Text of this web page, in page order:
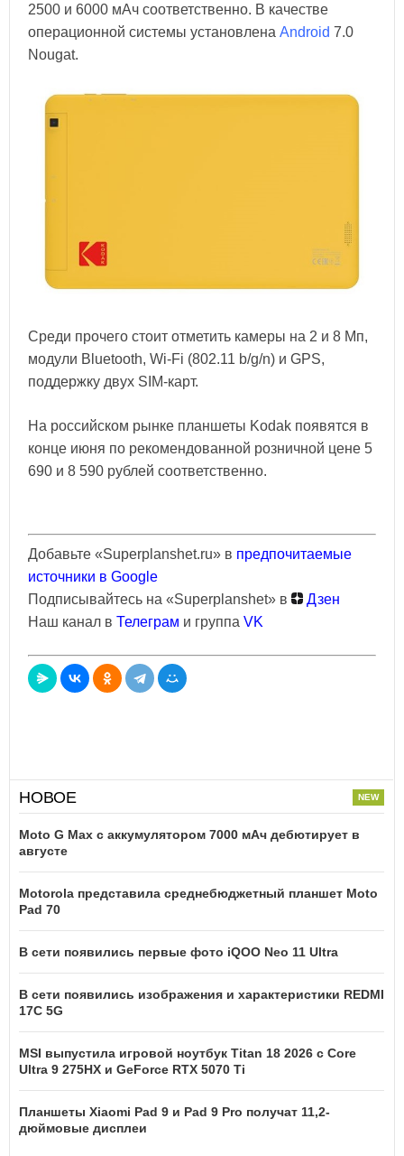
2500 и 6000 мАч соответственно. В качестве
операционной системы установлена Android 7.0
Nougat.
Среди прочего стоит отметить камеры на 2 и 8 Мп,
модули Bluetooth, Wi-Fi (802.11 b/g/n) и GPS,
поддержку двух SIM-карт.
На российском рынке планшеты Kodak появятся в
конце июня по рекомендованной розничной цене 5
690 и 8 590 рублей соответственно.
Добавьте «Superplanshet.ru» в предпочитаемые
источники в Google
Подписывайтесь на «Superplanshet» в
Дзен
Наш канал в Телеграм и группа VK
НОВОЕ
Moto G Max с аккумулятором 7000 мАч дебютирует в
августе
Motorola представила среднебюджетный планшет Moto
Pad 70
В сети появились первые фото iQOO Neo 11 Ultra
В сети появились изображения и характеристики REDMI
17C 5G
MSI выпустила игровой ноутбук Titan 18 2026 с Core
Ultra 9 275HX и GeForce RTX 5070 Ti
Планшеты Xiaomi Pad 9 и Pad 9 Pro получат 11,2-
дюймовые дисплеи